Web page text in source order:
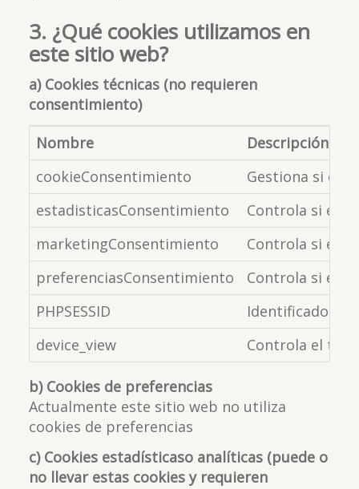
3. ¿Qué cookies utilizamos en
este sitio web?
a) Cookies técnicas (no requieren
consentimiento)
Nombre
Descripción
cookieConsentimiento
Gestiona si el
estadisticasConsentimiento
Controla si el
marketingConsentimiento
Controla si el
preferenciasConsentimiento
Controla si el
PHPSESSID
Identificador
device_view
Controla el
b) Cookies de preferencias
Actualmente este sitio web no utiliza
cookies de preferencias
c) Cookies estadísticaso analíticas (puede o
no llevar estas cookies y requieren